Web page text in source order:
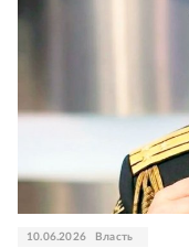
10.06.2026 Власть